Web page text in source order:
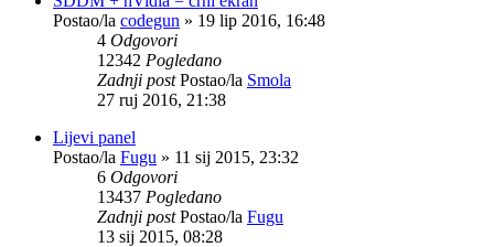
Postao/la codegun » 19 lip 2016, 16:48
4 Odgovori
12342 Pogledano
Zadnji postPostao/la Smola
27 ruj 2016, 21:38
Lijevi panel
Postao/la Fugu » 11 sij 2015, 23:32
6 Odgovori
13437 Pogledano
Zadnji postPostao/la Fugu
13 sij 2015, 08:28